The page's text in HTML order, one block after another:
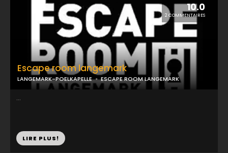
10.0
2 COMMENTAIRES
Escape room langemark
LANGEMARK-POELKAPELLE ESCAPE ROOM LANGEMARK
...
LIRE PLUS!